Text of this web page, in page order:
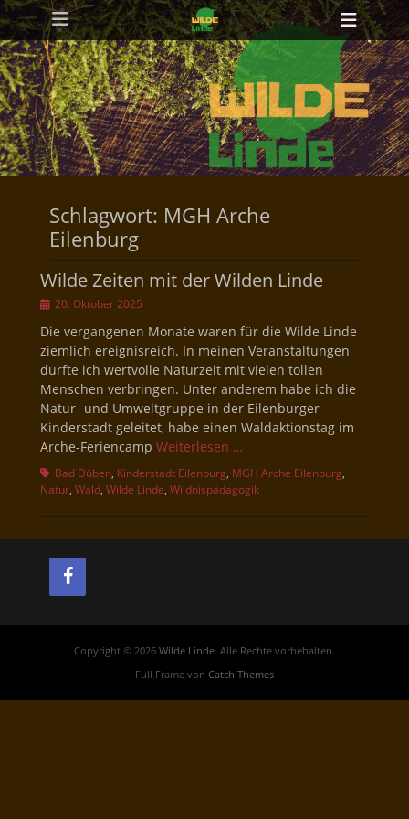
Primäres Menü
Zum
Inhalt
springen
Schlagwort: MGH Arche
Eilenburg
Wilde Zeiten mit der Wilden Linde
Veröffentlicht
20. Oktober 2025
Die vergangenen Monate waren für die Wilde Linde
ziemlich ereignisreich. In meinen Veranstaltungen
durfte ich wertvolle Naturzeit mit vielen tollen
Menschen verbringen. Unter anderem habe ich die
Natur- und Umweltgruppe in der Eilenburger
Kinderstadt geleitet, habe einen Waldaktionstag im
Arche-Feriencamp Weiterlesen …
Schlagworte
Bad Düben, Kinderstadt Eilenburg, MGH Arche Eilenburg,
Natur, Wald, Wilde Linde, Wildnispädagogik
Copyright © 2026 Wilde Linde. Alle Rechte vorbehalten.
Full Frame von Catch Themes